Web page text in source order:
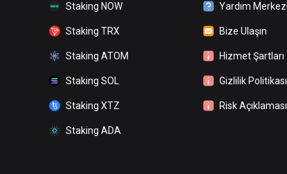
Staking NOW
Staking TRX
Staking ATOM
Staking SOL
Staking XTZ
Staking ADA
Yardım Merkezi
Bize Ulaşın
Hizmet Şartları
Gizlilik Politikası
Risk Açıklaması